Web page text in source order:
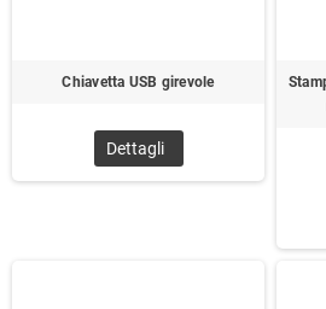
Chiavetta USB girevole
Dettagli